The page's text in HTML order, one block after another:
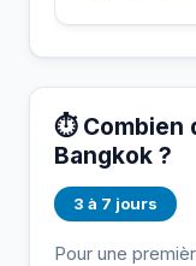
⏱️ Combien
Bangkok ?
3 à 7 jours
Pour une